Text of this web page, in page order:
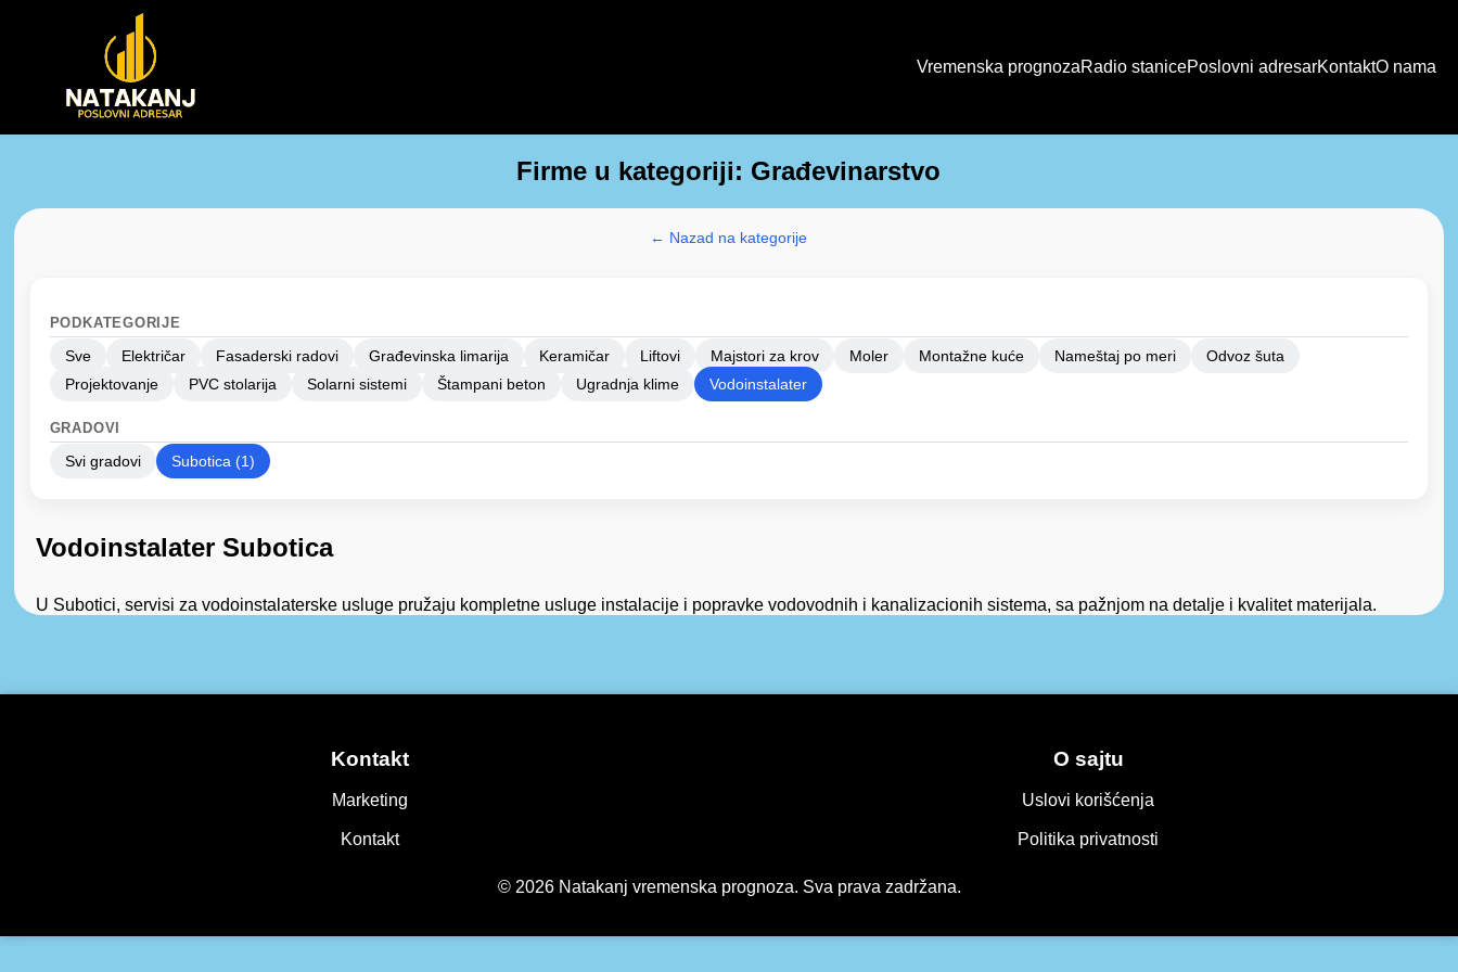
Vremenska prognozaRadio stanicePoslovni adresarKontaktO nama
Firme u kategoriji: Građevinarstvo
← Nazad na kategorije
PODKATEGORIJE
Sve Električar Fasaderski radovi Građevinska limarija Keramičar Liftovi Majstori za krov Moler Montažne kuće Nameštaj po meri
Odvoz šuta
Projektovanje
PVC stolarija Solarni sistemi Štampani beton Ugradnja klime Vodoinstalater
GRADOVI
Svi gradovi Subotica (1)
Vodoinstalater Subotica
U Subotici, servisi za vodoinstalaterske usluge pružaju kompletne usluge instalacije i popravke vodovodnih i kanalizacionih sistema, sa pažnjom na detalje i kvalitet materijala.
Kontakt
Marketing
Kontakt
O sajtu
Uslovi korišćenja
Politika privatnosti
© 2026 Natakanj vremenska prognoza. Sva prava zadržana.